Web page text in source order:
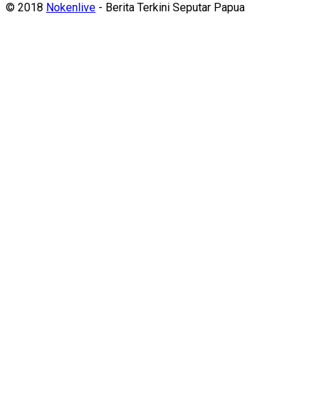
© 2018 Nokenlive - Berita Terkini Seputar Papua